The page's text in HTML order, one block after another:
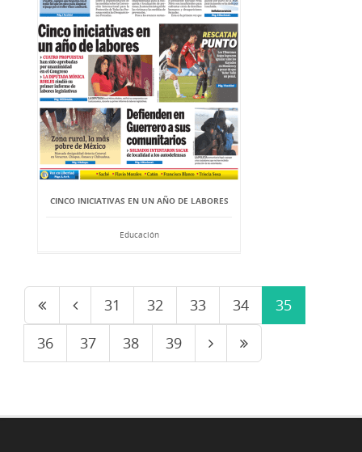
CINCO INICIATIVAS EN UN AÑO DE LABORES
Educación
31 32 33 34
35
36
37 38 39